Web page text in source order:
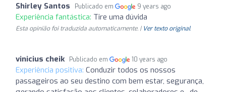
Shirley Santos Publicado em 9 years ago
Experiência fantástica: Tire uma dúvida
Esta opinião foi traduzida automaticamente. | Ver texto original
vinicius cheik Publicado em 10 years ago
Experiência positiva: Conduzir todos os nossos
passageiros ao seu destino com bem estar, segurança,